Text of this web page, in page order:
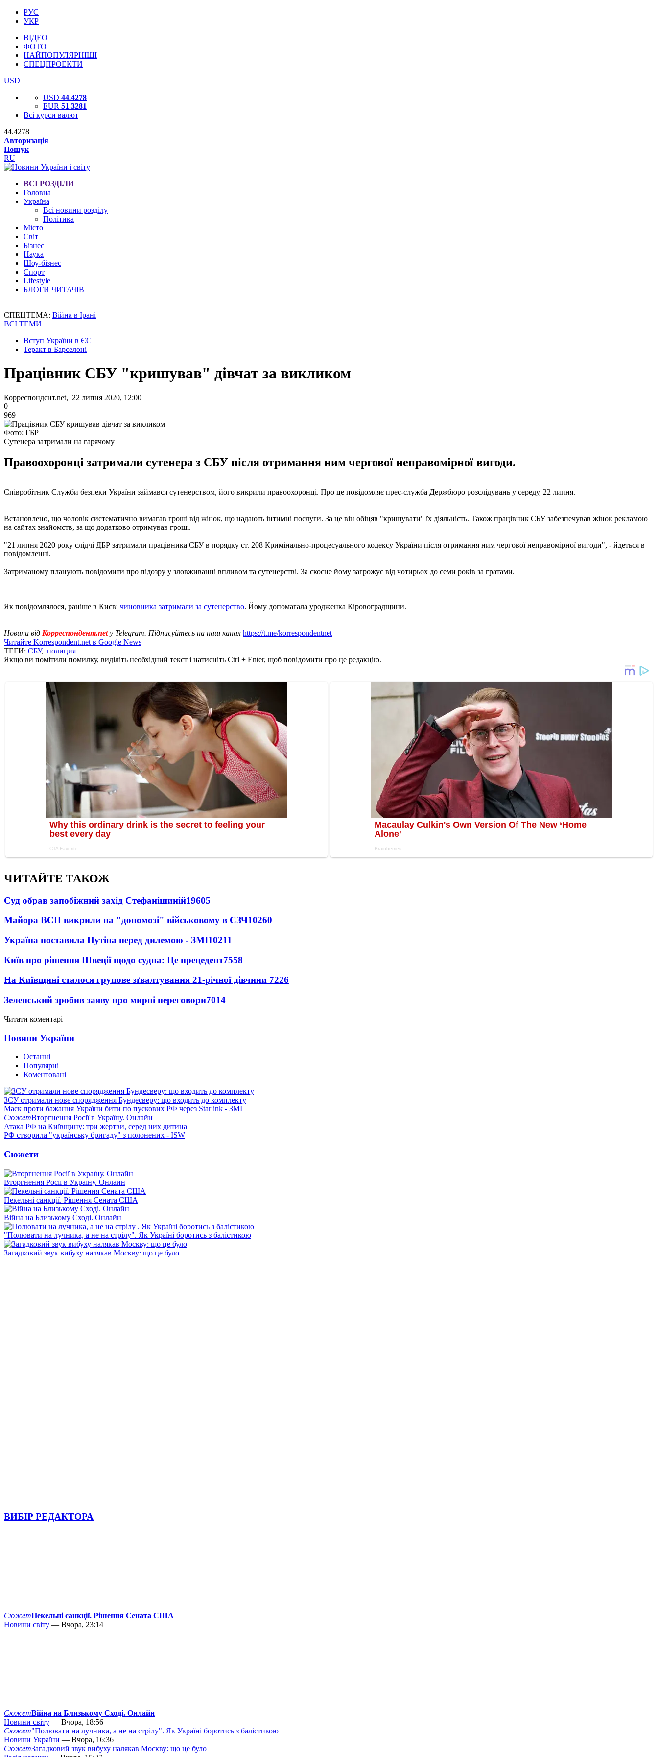
РУС
УКР
ВІДЕО
ФОТО
НАЙПОПУЛЯРНІШІ
СПЕЦПРОЕКТИ
USD
USD 44.4278
EUR 51.3281
Всі курси валют
44.4278
Авторизація
Пошук
RU
ВСІ РОЗДІЛИ
Головна
Україна
Всі новини розділу
Політика
Місто
Світ
Бізнес
Наука
Шоу-бізнес
Спорт
Lifestyle
БЛОГИ ЧИТАЧІВ
СПЕЦТЕМА: Війна в Ірані
ВСІ ТЕМИ
Вступ України в ЄС
Теракт в Барселоні
Працівник СБУ "кришував" дівчат за викликом
Корреспондент.net, 22 липня 2020, 12:00
0
969
Фото: ГБР
Сутенера затримали на гарячому
Правоохоронці затримали сутенера з СБУ після отримання ним чергової неправомірної вигоди.
Співробітник Служби безпеки України займався сутенерством, його викрили правоохоронці. Про це повідомляє прес-служба Держбюро розслідувань у середу, 22 липня.
Встановлено, що чоловік систематично вимагав гроші від жінок, що надають інтимні послуги. За це він обіцяв "кришувати" їх діяльність. Також працівник СБУ забезпечував жінок рекламою
на сайтах знайомств, за що додатково отримував гроші.
"21 липня 2020 року слідчі ДБР затримали працівника СБУ в порядку ст. 208 Кримінально-процесуального кодексу України після отримання ним чергової неправомірної вигоди", - йдеться в
повідомленні.
Затриманому планують повідомити про підозру у зловживанні впливом та сутенерстві. За скоєне йому загрожує від чотирьох до семи років за гратами.
Як повідомлялося, раніше в Києві чиновника затримали за сутенерство. Йому допомагала уродженка Кіровоградщини.
Новини від Корреспондент.net у Telegram. Підписуйтесь на наш канал https://t.me/korrespondentnet
Читайте Korrespondent.net в Google News
ТЕГИ: СБУ, полиция
Якщо ви помітили помилку, виділіть необхідний текст і натисніть Ctrl + Enter, щоб повідомити про це редакцію.
ЧИТАЙТЕ ТАКОЖ
Суд обрав запобіжний захід Стефанішиній19605
Майора ВСП викрили на "допомозі" військовому в СЗЧ10260
Україна поставила Путіна перед дилемою - ЗМІ10211
Київ про рішення Швеції щодо судна: Це прецедент7558
На Київщині сталося групове зґвалтування 21-річної дівчини 7226
Зеленський зробив заяву про мирні переговори7014
Читати коментарі
Новини України
Останні
Популярні
Коментовані
ЗСУ отримали нове спорядження Бундесверу: що входить до комплекту
Маск проти бажання України бити по пускових РФ через Starlink - ЗМІ
СюжетВторгнення Росії в Україну. Онлайн
Атака РФ на Київщину: три жертви, серед них дитина
РФ створила "українську бригаду" з полонених - ISW
Сюжети
Вторгнення Росії в Україну. Онлайн
Пекельні санкції. Рішення Сената США
Війна на Близькому Сході. Онлайн
"Полювати на лучника, а не на стрілу". Як Україні боротись з балістикою
Загадковий звук вибуху налякав Москву: що це було
ВИБІР РЕДАКТОРА
СюжетПекельні санкції. Рішення Сената США
Новини світу — Вчора, 23:14
СюжетВійна на Близькому Сході. Онлайн
Новини світу — Вчора, 18:56
Сюжет"Полювати на лучника, а не на стрілу". Як Україні боротись з балістикою
Новини України — Вчора, 16:36
СюжетЗагадковий звук вибуху налякав Москву: що це було